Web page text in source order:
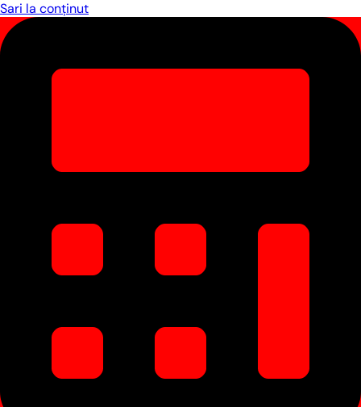
Sari la conținut